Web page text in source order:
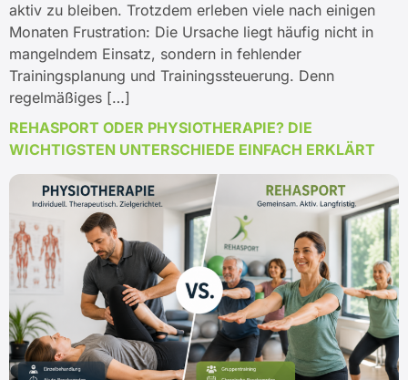
aktiv zu bleiben. Trotzdem erleben viele nach einigen
Monaten Frustration: Die Ursache liegt häufig nicht in
mangelndem Einsatz, sondern in fehlender
Trainingsplanung und Trainingssteuerung. Denn
regelmäßiges […]
REHASPORT ODER PHYSIOTHERAPIE? DIE
WICHTIGSTEN UNTERSCHIEDE EINFACH ERKLÄRT